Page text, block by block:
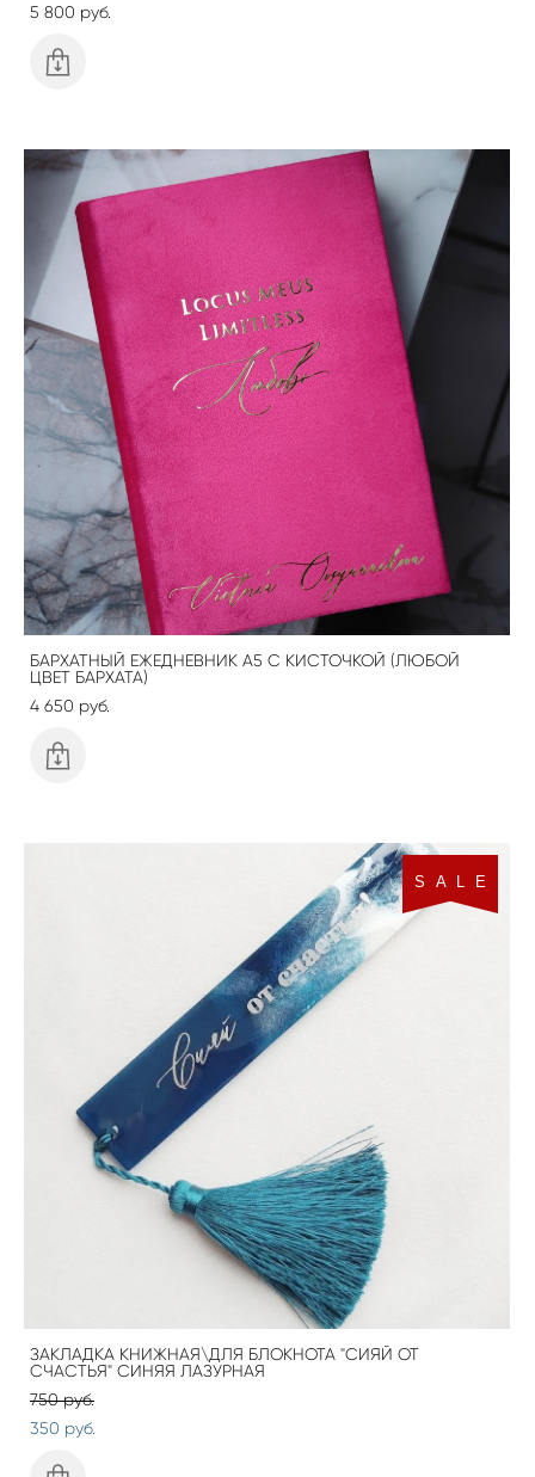
5 800 pуб.
БАРХАТНЫЙ ЕЖЕДНЕВНИК А5 С КИСТОЧКОЙ (ЛЮБОЙ
ЦВЕТ БАРХАТА)
4 650 pуб.
S A L E
ЗАКЛАДКА КНИЖНАЯ\ДЛЯ БЛОКНОТА "СИЯЙ ОТ
СЧАСТЬЯ" СИНЯЯ ЛАЗУРНАЯ
750 pуб.
350 pуб.